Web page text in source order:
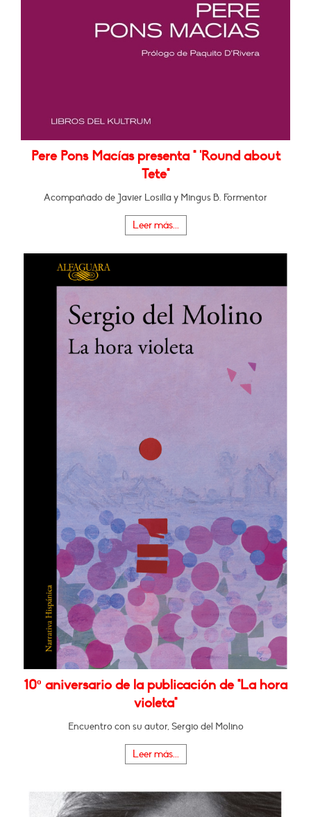
Pere Pons Macías presenta " 'Round about
Tete"
Acompañado de Javier Losilla y Mingus B. Formentor
Leer más...
10º aniversario de la publicación de "La hora
violeta"
Encuentro con su autor, Sergio del Molino
Leer más...